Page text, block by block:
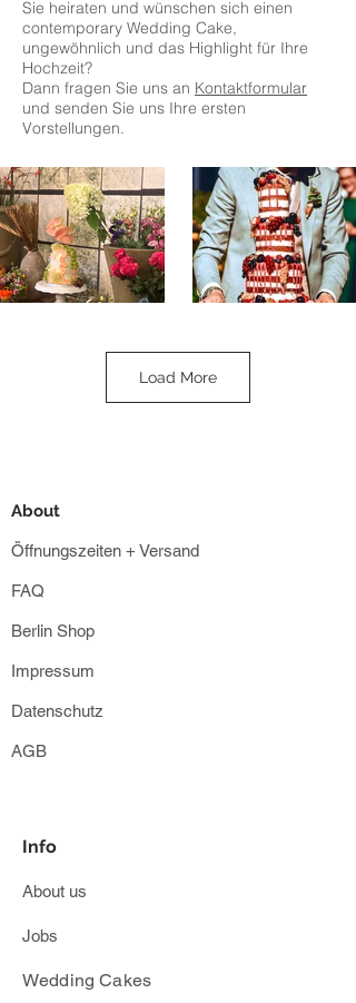
Sie heiraten und wünschen sich einen
contemporary Wedding Cake,
ungewöhnlich und das Highlight für Ihre
Hochzeit?
Dann fragen Sie uns an Kontaktformular
und senden Sie uns Ihre ersten
Vorstellungen.
Load More
About
Öffnungszeiten + Versand
FAQ
Berlin Shop
Impressum
Datenschutz
AGB
Info
About us
Jobs
Wedding Cakes